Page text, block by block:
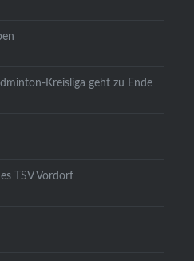
Kreisliga geht zu Ende
des TSV Vordorf